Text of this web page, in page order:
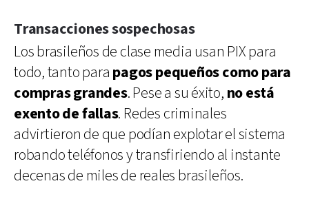
Transacciones sospechosas
Los brasileños de clase media usan PIX para
todo, tanto para pagos pequeños como para
compras grandes. Pese a su éxito, no está
exento de fallas. Redes criminales
advirtieron de que podían explotar el sistema
robando teléfonos y transfiriendo al instante
decenas de miles de reales brasileños.